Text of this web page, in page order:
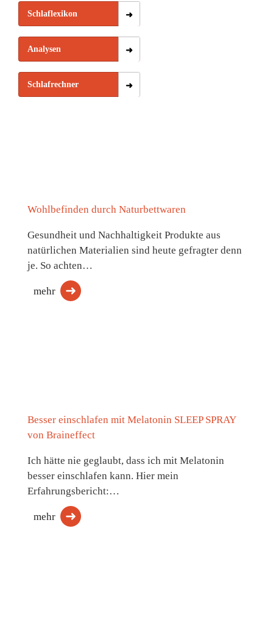
Schlaflexikon
Analysen
Schlafrechner
Wohlbefinden durch Naturbettwaren
Gesundheit und Nachhaltigkeit Produkte aus
natürlichen Materialien sind heute gefragter denn
je. So achten…
mehr
Besser einschlafen mit Melatonin SLEEP SPRAY
von Braineffect
Ich hätte nie geglaubt, dass ich mit Melatonin
besser einschlafen kann. Hier mein
Erfahrungsbericht:…
mehr